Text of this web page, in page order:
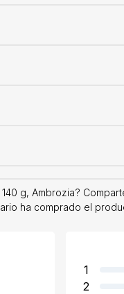
g, Ambrozia?
ha comprado el
1
2